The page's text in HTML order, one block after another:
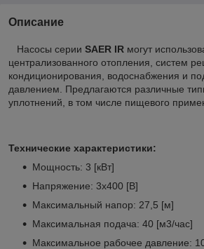
Описание
Насосы серии SAER IR могут
централизованного отопления, систем
кондиционирования, водоснабжения и
давлением. Предлагаются различные
уплотнений, в том числе пищевого
Технические характеристики:
Мощность: 3 [кВт]
Напряжение: 3х400 [В]
Максимальный напор: 27,5 [м]
Максимальная подача: 40 [м3/час]
Максимальное рабочее давление: